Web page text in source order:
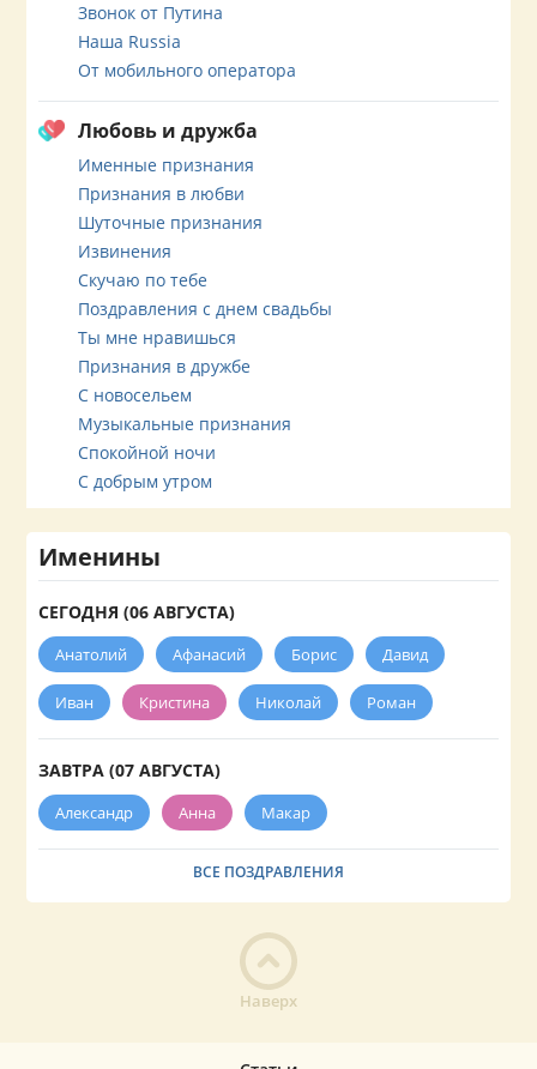
Звонок от Путина
Наша Russia
От мобильного оператора
Любовь и дружба
Именные признания
Признания в любви
Шуточные признания
Извинения
Скучаю по тебе
Поздравления с днем свадьбы
Ты мне нравишься
Признания в дружбе
С новосельем
Музыкальные признания
Спокойной ночи
С добрым утром
Именины
СЕГОДНЯ (06 АВГУСТА)
Анатолий Афанасий Борис Давид
Иван Кристина Николай Роман
ЗАВТРА (07 АВГУСТА)
Александр Анна Макар
ВСЕ ПОЗДРАВЛЕНИЯ
Наверх